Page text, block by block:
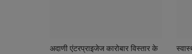
अदाणी एंटरप्राइजेज कारोबार विस्तार के